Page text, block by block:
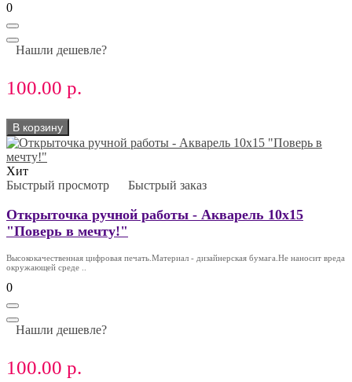
0
Нашли дешевле?
100.00 р.
В корзину
Хит
Быстрый просмотр
Быстрый заказ
Открыточка ручной работы - Акварель 10х15
"Поверь в мечту!"
Высококачественная цифровая печать.Материал - дизайнерская бумага.Не наносит вреда
окружающей среде ..
0
Нашли дешевле?
100.00 р.